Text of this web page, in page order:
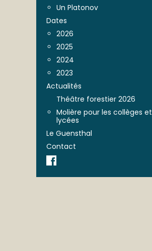
Un Platonov
Dates
2026
2025
2024
2023
Actualités
Théâtre forestier 2026
Molière pour les collèges et
lycées
Le Guensthal
Contact